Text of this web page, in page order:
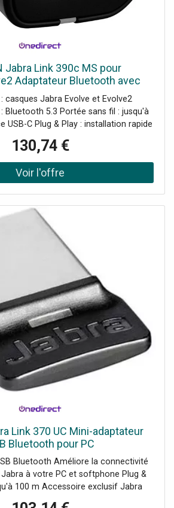
Jabra Link 390c MS pour
Adaptateur Bluetooth avec
C et certification Microsoft
pour offrir une connexion
casques Jabra Evolve et Evolve2
Bluetooth 5.3 Portée sans fil : jusqu'à
USB-C Plug & Play : installation rapide
130,74 €
Link 370 UC Mini-adaptateur
Bluetooth pour PC
Bluetooth Améliore la connectivité
à votre PC et softphone Plug &
100 m Accessoire exclusif Jabra